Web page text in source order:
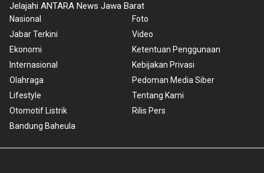
Jelajahi ANTARA News Jawa Barat
Nasional
Jabar Terkini
Ekonomi
Internasional
Olahraga
Lifestyle
Otomotif Listrik
Bandung Baheula
Foto
Video
Ketentuan Penggunaan
Kebijakan Privasi
Pedoman Media Siber
Tentang Kami
Rilis Pers